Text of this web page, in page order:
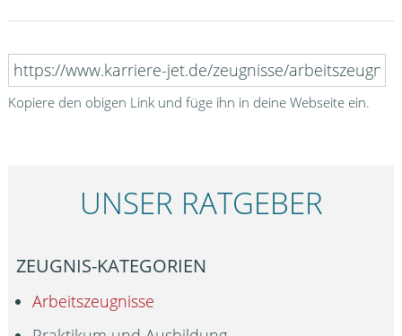
Kopiere den obigen Link und füge ihn in deine Webseite ein.
UNSER RATGEBER
ZEUGNIS-KATEGORIEN
Arbeitszeugnisse